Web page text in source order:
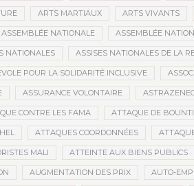
ARTS MARTIAUX ARTS VIVANTS
ASSEMBLÉE NATIONALE ASSEMBLÉE
NATIONALES ASSISES NATIONALES DE LA
POUR LA SOLIDARITÉ INCLUSIVE
ASSURANCE VOLONTAIRE
CONTRE LES FAMA ATTAQUE DE BOUNTI
ATTAQUES COORDONNÉES
MALI ATTEINTE AUX BIENS PUBLICS
AUGMENTATION DES PRIX AUTO-